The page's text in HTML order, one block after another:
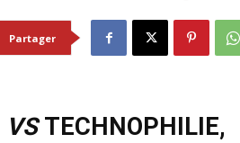
Partager
VSTECHNOPHILIE,